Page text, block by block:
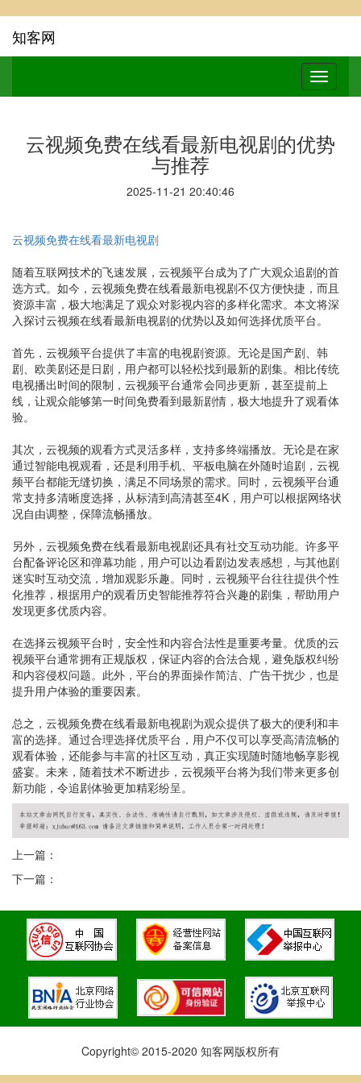
知客网
云视频免费在线看最新电视剧的优势
与推荐
2025-11-21 20:40:46
云视频免费在线看最新电视剧
随着互联网技术的飞速发展，云视频平台成为了广大观众追剧的首
选方式。如今，云视频免费在线看最新电视剧不仅方便快捷，而且
资源丰富，极大地满足了观众对影视内容的多样化需求。本文将深
入探讨云视频在线看最新电视剧的优势以及如何选择优质平台。
首先，云视频平台提供了丰富的电视剧资源。无论是国产剧、韩
剧、欧美剧还是日剧，用户都可以轻松找到最新的剧集。相比传统
电视播出时间的限制，云视频平台通常会同步更新，甚至提前上
线，让观众能够第一时间免费看到最新剧情，极大地提升了观看体
验。
其次，云视频的观看方式灵活多样，支持多终端播放。无论是在家
通过智能电视观看，还是利用手机、平板电脑在外随时追剧，云视
频平台都能无缝切换，满足不同场景的需求。同时，云视频平台通
常支持多清晰度选择，从标清到高清甚至4K，用户可以根据网络状
况自由调整，保障流畅播放。
另外，云视频免费在线看最新电视剧还具有社交互动功能。许多平
台配备评论区和弹幕功能，用户可以边看剧边发表感想，与其他剧
迷实时互动交流，增加观影乐趣。同时，云视频平台往往提供个性
化推荐，根据用户的观看历史智能推荐符合兴趣的剧集，帮助用户
发现更多优质内容。
在选择云视频平台时，安全性和内容合法性是重要考量。优质的云
视频平台通常拥有正规版权，保证内容的合法合规，避免版权纠纷
和内容侵权问题。此外，平台的界面操作简洁、广告干扰少，也是
提升用户体验的重要因素。
总之，云视频免费在线看最新电视剧为观众提供了极大的便利和丰
富的选择。通过合理选择优质平台，用户不仅可以享受高清流畅的
观看体验，还能参与丰富的社区互动，真正实现随时随地畅享影视
盛宴。未来，随着技术不断进步，云视频平台将为我们带来更多创
新功能，令追剧体验更加精彩纷呈。
上一篇：
下一篇：
Copyright© 2015-2020 知客网版权所有